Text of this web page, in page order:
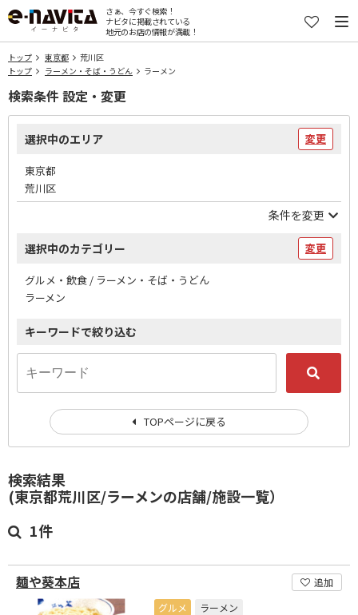
さぁ、今すぐ検索！
ナビタに掲載されている
地元のお店の情報が満載！
トップ 東京都
荒川区
トップ
ラーメン・そば・うどん ラーメン
検索結果
(東京都荒川区/ラーメンの店舗/施設一覧）
1件
麺や葵本店
追加
グルメ
ラーメン
検索条件 設定・変更
選択中のエリア 変更
東京都
荒川区
条件を変更
選択中のカテゴリー 変更
グルメ・飲食 / ラーメン・そば・うどん
ラーメン
キーワードで絞り込む
TOPページに戻る